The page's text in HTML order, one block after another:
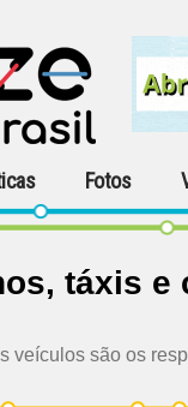
Fotos
táxis e
veículos são os